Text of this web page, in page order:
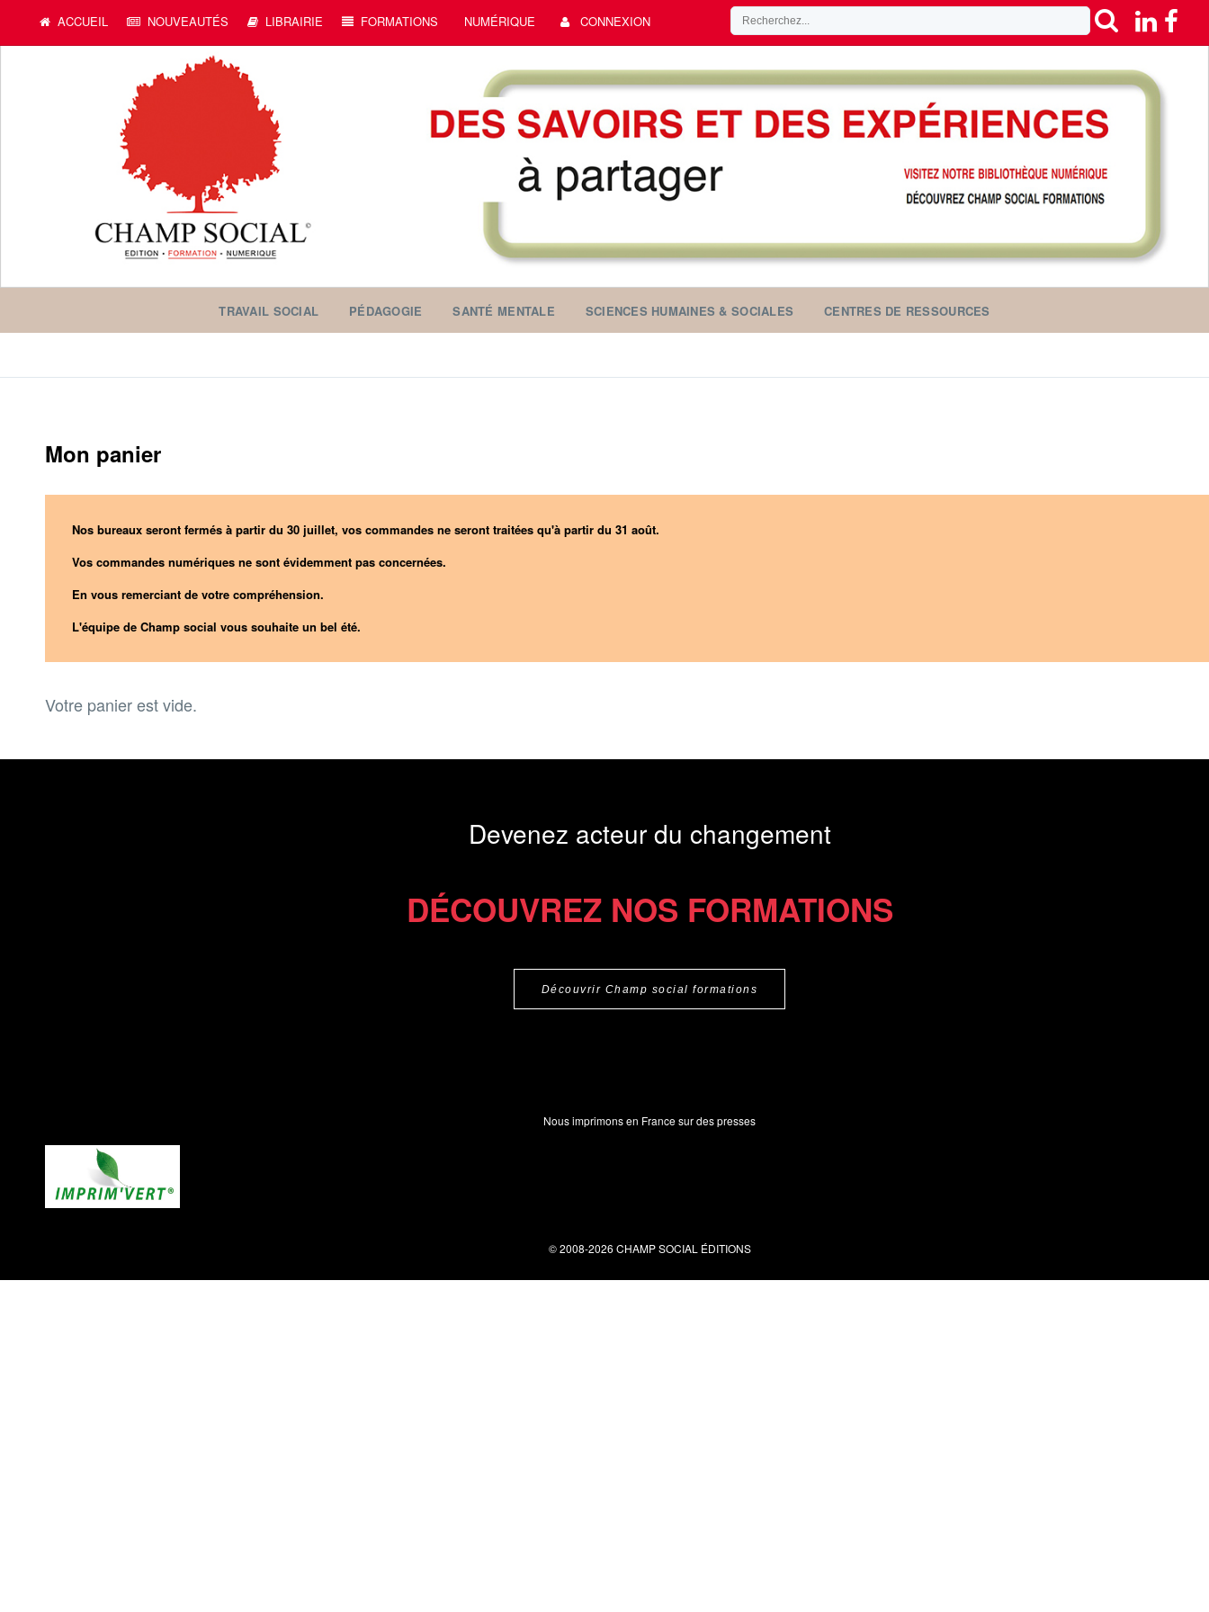
ACCUEIL NOUVEAUTÉS LIBRAIRIE FORMATIONS NUMÉRIQUE CONNEXION
TRAVAIL SOCIAL PÉDAGOGIE SANTÉ MENTALE SCIENCES HUMAINES & SOCIALES CENTRES DE RESSOURCES
Mon panier
Nos bureaux seront fermés à partir du 30 juillet, vos commandes ne seront traitées qu'à partir du 31 août.
Vos commandes numériques ne sont évidemment pas concernées.
En vous remerciant de votre compréhension.
L'équipe de Champ social vous souhaite un bel été.
Votre panier est vide.
Devenez acteur du changement
DÉCOUVREZ NOS FORMATIONS
Découvrir Champ social formations
Nous imprimons en France sur des presses
© 2008-2026 CHAMP SOCIAL ÉDITIONS